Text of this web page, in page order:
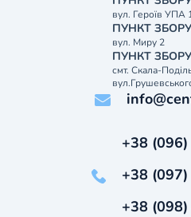
вул. Героїв УПА
ПУНКТ
вул. Миру 2
ПУНКТ
смт. Скала-
+38
+38
+38